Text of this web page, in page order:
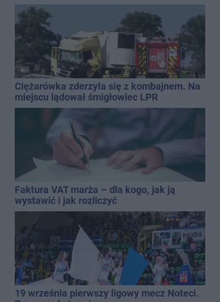
Ciężarówka zderzyła się z kombajnem. Na
miejscu lądował śmigłowiec LPR
Faktura VAT marża – dla kogo, jak ją
wystawić i jak rozliczyć
19 września pierwszy ligowy mecz Noteci.